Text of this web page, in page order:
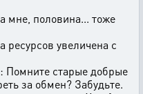
мне, половина... тоже
увеличена с
Помните старые добрые
за обмен? Забудьте.